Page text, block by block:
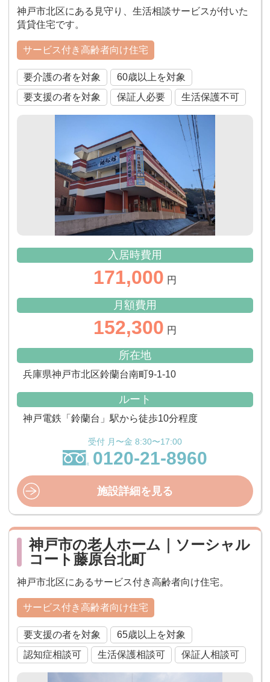
神戸市北区にある見守り、生活相談サービスが付いた
賃貸住宅です。
サービス付き高齢者向け住宅
要介護の者を対象
60歳以上を対象
要支援の者を対象
保証人必要 生活保護不可
入居時費用
171,000 円
月額費用
152,300 円
所在地
兵庫県神戸市北区鈴蘭台南町9-1-10
ルート
神戸電鉄「鈴蘭台」駅から徒歩10分程度
受付 月〜金 8:30〜17:00
0120-21-8960
施設詳細を見る
神戸市の老人ホーム｜ソーシャル
コート藤原台北町
神戸市北区にあるサービス付き高齢者向け住宅。
サービス付き高齢者向け住宅
要支援の者を対象
65歳以上を対象
認知症相談可
生活保護相談可 保証人相談可